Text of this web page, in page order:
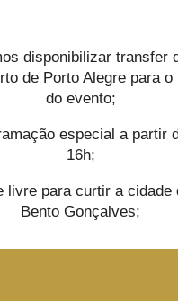
disponibilizar transfer
de Porto Alegre para o
do evento;
especial a partir
16h;
livre para curtir a cidade
Bento Gonçalves;